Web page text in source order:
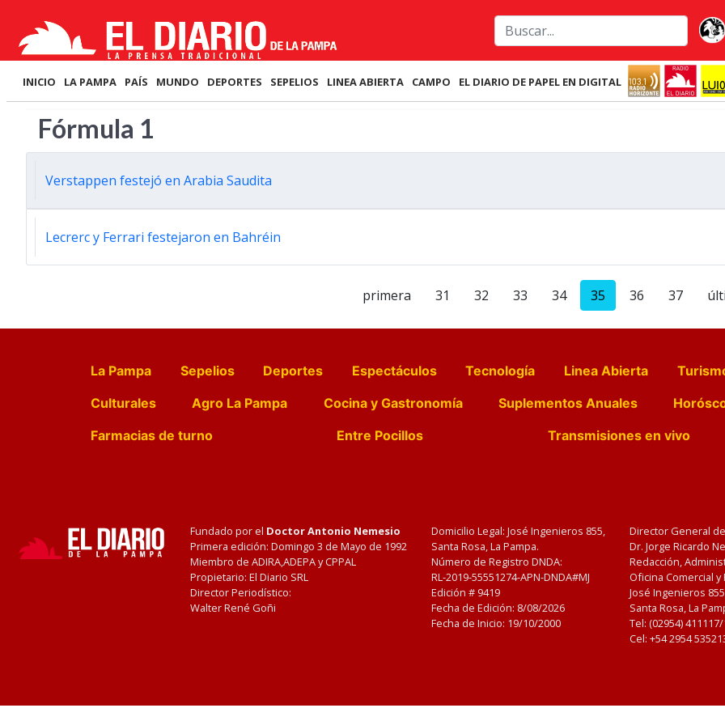
INICIO LA PAMPA PAÍS MUNDO DEPORTES SEPELIOS LINEA ABIERTA CAMPO EL DIARIO DE PAPEL EN DIGITAL
Fórmula 1
Verstappen festejó en Arabia Saudita
Lecrerc y Ferrari festejaron en Bahréin
primera 31 32 33 34 35 36 37
La Pampa Sepelios Deportes Espectáculos Tecnología Linea Abierta
Culturales
Agro La Pampa Cocina y Gastronomía Suplementos Anuales
Farmacias de turno
Entre Pocillos Transmisiones en vivo
Fundado por el Doctor Antonio Nemesio
Primera edición: Domingo 3 de Mayo de 1992
Miembro de ADIRA,ADEPA y CPPAL
Propietario: El Diario SRL
Director Periodístico:
Walter René Goñi
Domicilio Legal: José Ingenieros 855,
Santa Rosa, La Pampa.
Número de Registro DNDA:
RL-2019-55551274-APN-DNDA#MJ
Edición # 9419
Fecha de Edición: 8/08/2026
Fecha de Inicio: 19/10/2000
Director General
Dr. Jorge Ricardo
Redacción,
Oficina Comercial
José Ingenieros
Santa Rosa, La
Tel: (02954)
Cel: +54 2954